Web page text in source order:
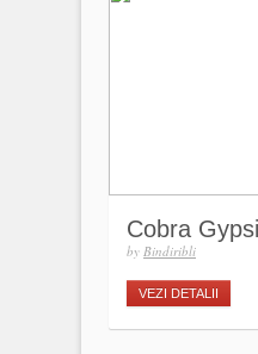
Cobra
by Bindiribli
VEZI DETALII